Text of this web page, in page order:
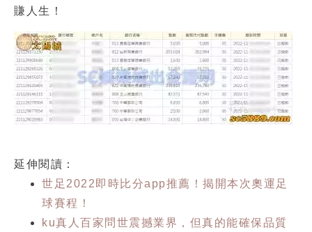
賺人生！
延伸閱讀：
世足2022即時比分app推薦！揭開本次奧運足
球賽程！
ku真人百家問世震撼業界，但真的能確保品質